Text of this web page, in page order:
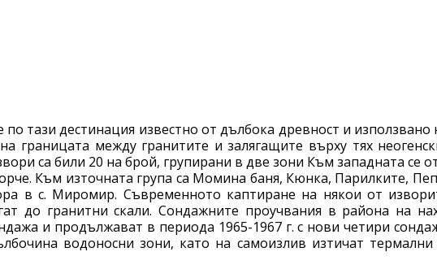
тази дестинация известно от дълбока древност и
границата между гранитите и залягащите върху тях
са били 20 на брой, групирани в две зони Към западната се
Към източната група са Момина баня, Кюнка, Парилките,
в с. Миромир. Съвременното каптиране на някои от
до гранитни скали. Сондажните проучвания в района на
и продължават в периода 1965-1967 г. с нови четири
водоносни зони, като на самоизлив изтичат